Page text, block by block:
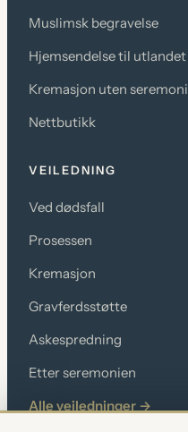
Muslimsk begravelse
Hjemsendelse til utlandet
Kremasjon uten seremoni
Nettbutikk
VEILEDNING
Ved dødsfall
Prosessen
Kremasjon
Gravferdsstøtte
Askespredning
Etter seremonien
Alle veiledninger →